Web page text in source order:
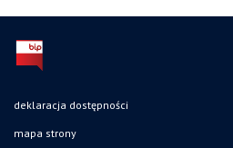
deklaracja dostępności
mapa strony